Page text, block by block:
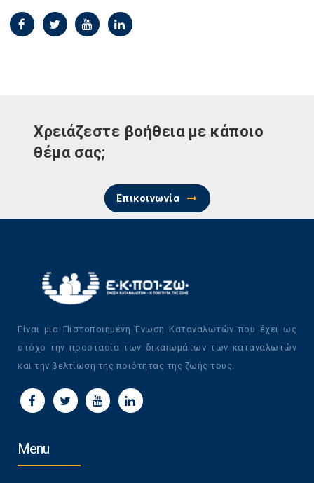
Χρειάζεστε βοήθεια με κάποιο
θέμα σας;
Επικοινωνία
Είναι μία Πιστοποιημένη Ένωση Καταναλωτών που έχει ως
στόχο την προστασία των δικαιωμάτων των καταναλωτών
και την βελτίωση της ποιότητας της ζωής τους.
Menu